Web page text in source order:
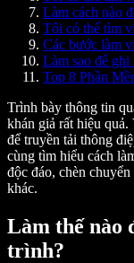
Làm cách nào
Tôi có thể tìm
Các bước làm
Làm sao để
Top 8 Phần
Trình bày thông tin
khán giả rất hiệu
để truyền tải thông
cùng tìm hiểu cách
độc đáo, chèn chuyển
khác.
Làm thế nào
trình?